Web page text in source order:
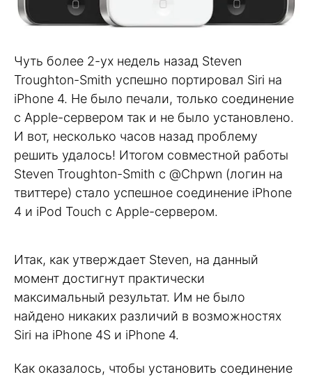
Чуть более 2-ух недель назад Steven
Troughton-Smith успешно портировал Siri на
iPhone 4. Не было печали, только соединение
с Apple-сервером так и не было установлено.
И вот, несколько часов назад проблему
решить удалось! Итогом совместной работы
Steven Troughton-Smith с @Chpwn (логин на
твиттере) стало успешное соединение iPhone
4 и iPod Touch с Apple-сервером.
Итак, как утверждает Steven, на данный
момент достигнут практически
максимальный результат. Им не было
найдено никаких различий в возможностях
Siri на iPhone 4S и iPhone 4.
Как оказалось, чтобы установить соединение